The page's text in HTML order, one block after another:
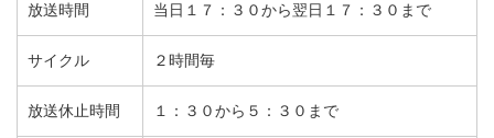
放送時間 当日１７：３０から翌日１７：３０まで
サイクル ２時間毎
放送休止時間 １：３０から５：３０まで